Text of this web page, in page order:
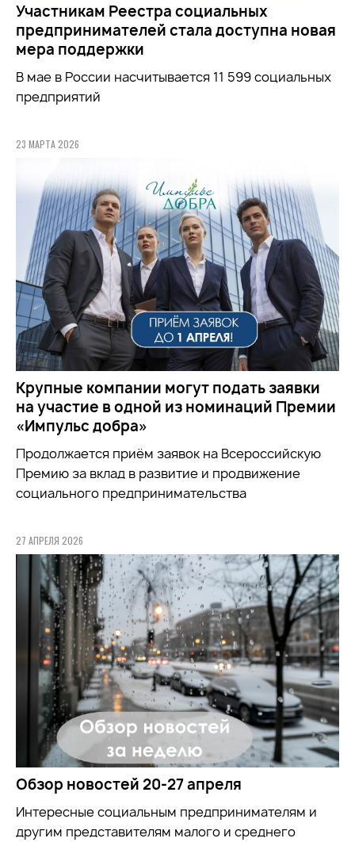
Участникам Реестра социальных
предпринимателей стала доступна новая
мера поддержки
В мае в России насчитывается 11 599 социальных
предприятий
23 МАРТА 2026
Крупные компании могут подать заявки
на участие в одной из номинаций Премии
«Импульс добра»
Продолжается приём заявок на Всероссийскую
Премию за вклад в развитие и продвижение
социального предпринимательства
27 АПРЕЛЯ 2026
Обзор новостей 20-27 апреля
Интересные социальным предпринимателям и
другим представителям малого и среднего